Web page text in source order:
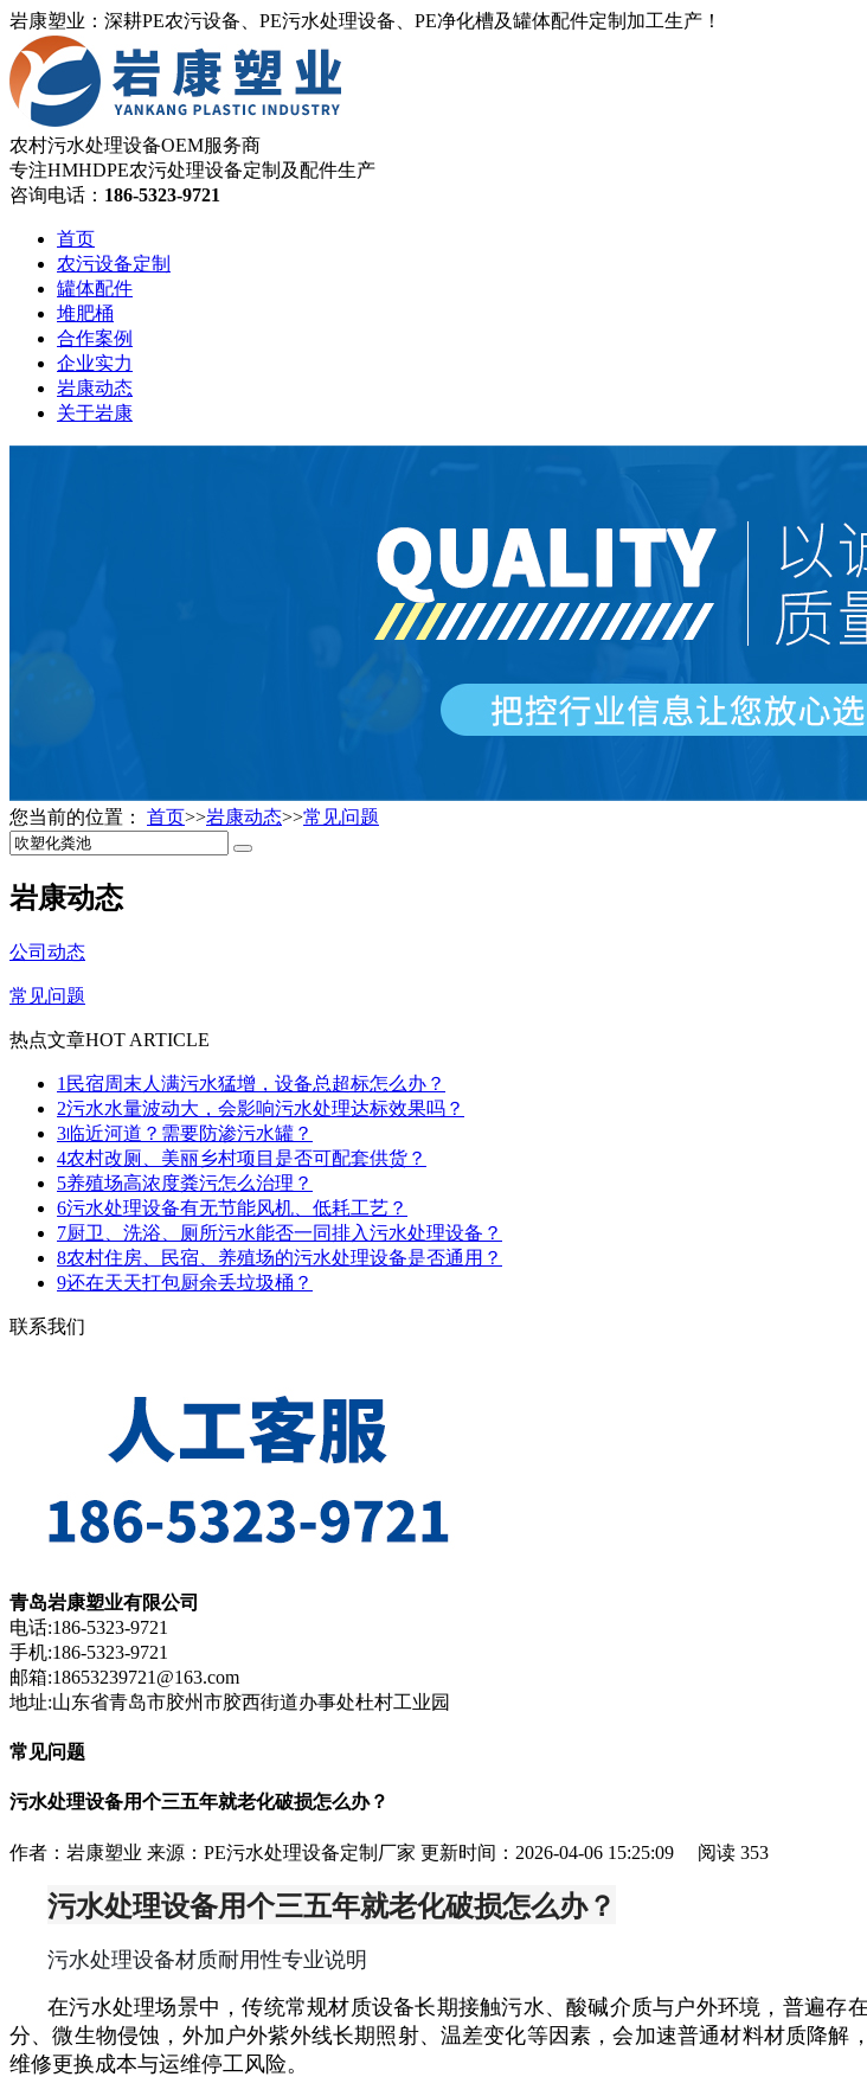
岩康塑业：深耕PE农污设备、PE污水处理设备、PE净化槽及罐体配件定制加工生产！
农村污水处理设备OEM服务商
专注HMHDPE农污处理设备定制及配件生产
咨询电话： 186-5323-9721
首页
农污设备定制
罐体配件
堆肥桶
合作案例
企业实力
岩康动态
关于岩康
您当前的位置： 首页>>岩康动态>>常见问题
岩康动态
公司动态
常见问题
热点文章HOT ARTICLE
1 民宿周末人满污水猛增，设备总超标怎么办？
2污水水量波动大，会影响污水处理达标效果吗？
3临近河道？需要防渗污水罐？
4农村改厕、美丽乡村项目是否可配套供货？
5养殖场高浓度粪污怎么治理？
6污水处理设备有无节能风机、低耗工艺？
7厨卫、洗浴、厕所污水能否一同排入污水处理设备？
8农村住房、民宿、养殖场的污水处理设备是否通用？
9还在天天打包厨余丢垃圾桶？
联系我们
青岛岩康塑业有限公司
电话:186-5323-9721
手机:186-5323-9721
邮箱:18653239721@163.com
地址:山东省青岛市胶州市胶西街道办事处杜村工业园
常见问题
污水处理设备用个三五年就老化破损怎么办？
作者：岩康塑业 来源：PE污水处理设备定制厂家 更新时间：2026-04-06 15:25:09 阅读 353
污水处理设备用个三五年就老化破损怎么办？
污水处理设备材质耐用性专业说明
在污水处理场景中，传统常规材质设备长期接触污水、酸碱介质与户外环境，普遍
分、微生物侵蚀，外加户外紫外线长期照射、温差变化等因素，会加速普通材料材质降解
维修更换成本与运维停工风险。